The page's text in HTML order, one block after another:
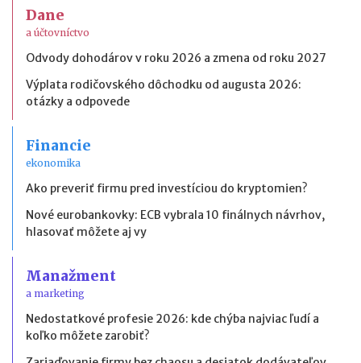
Dane
a účtovníctvo
Odvody dohodárov v roku 2026 a zmena od roku 2027
Výplata rodičovského dôchodku od augusta 2026:
otázky a odpovede
Financie
ekonomika
Ako preveriť firmu pred investíciou do kryptomien?
Nové eurobankovky: ECB vybrala 10 finálnych návrhov,
hlasovať môžete aj vy
Manažment
a marketing
Nedostatkové profesie 2026: kde chýba najviac ľudí a
koľko môžete zarobiť?